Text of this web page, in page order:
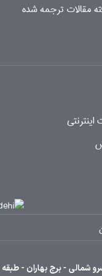
مقالات ترجمه شده
- برج بهاران - طبقه 7 واحد 2